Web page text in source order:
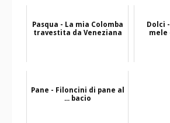
Pasqua - La mia Colomba
travestita da Veneziana
Dolci
mele
Pane - Filoncini di pane al
... bacio